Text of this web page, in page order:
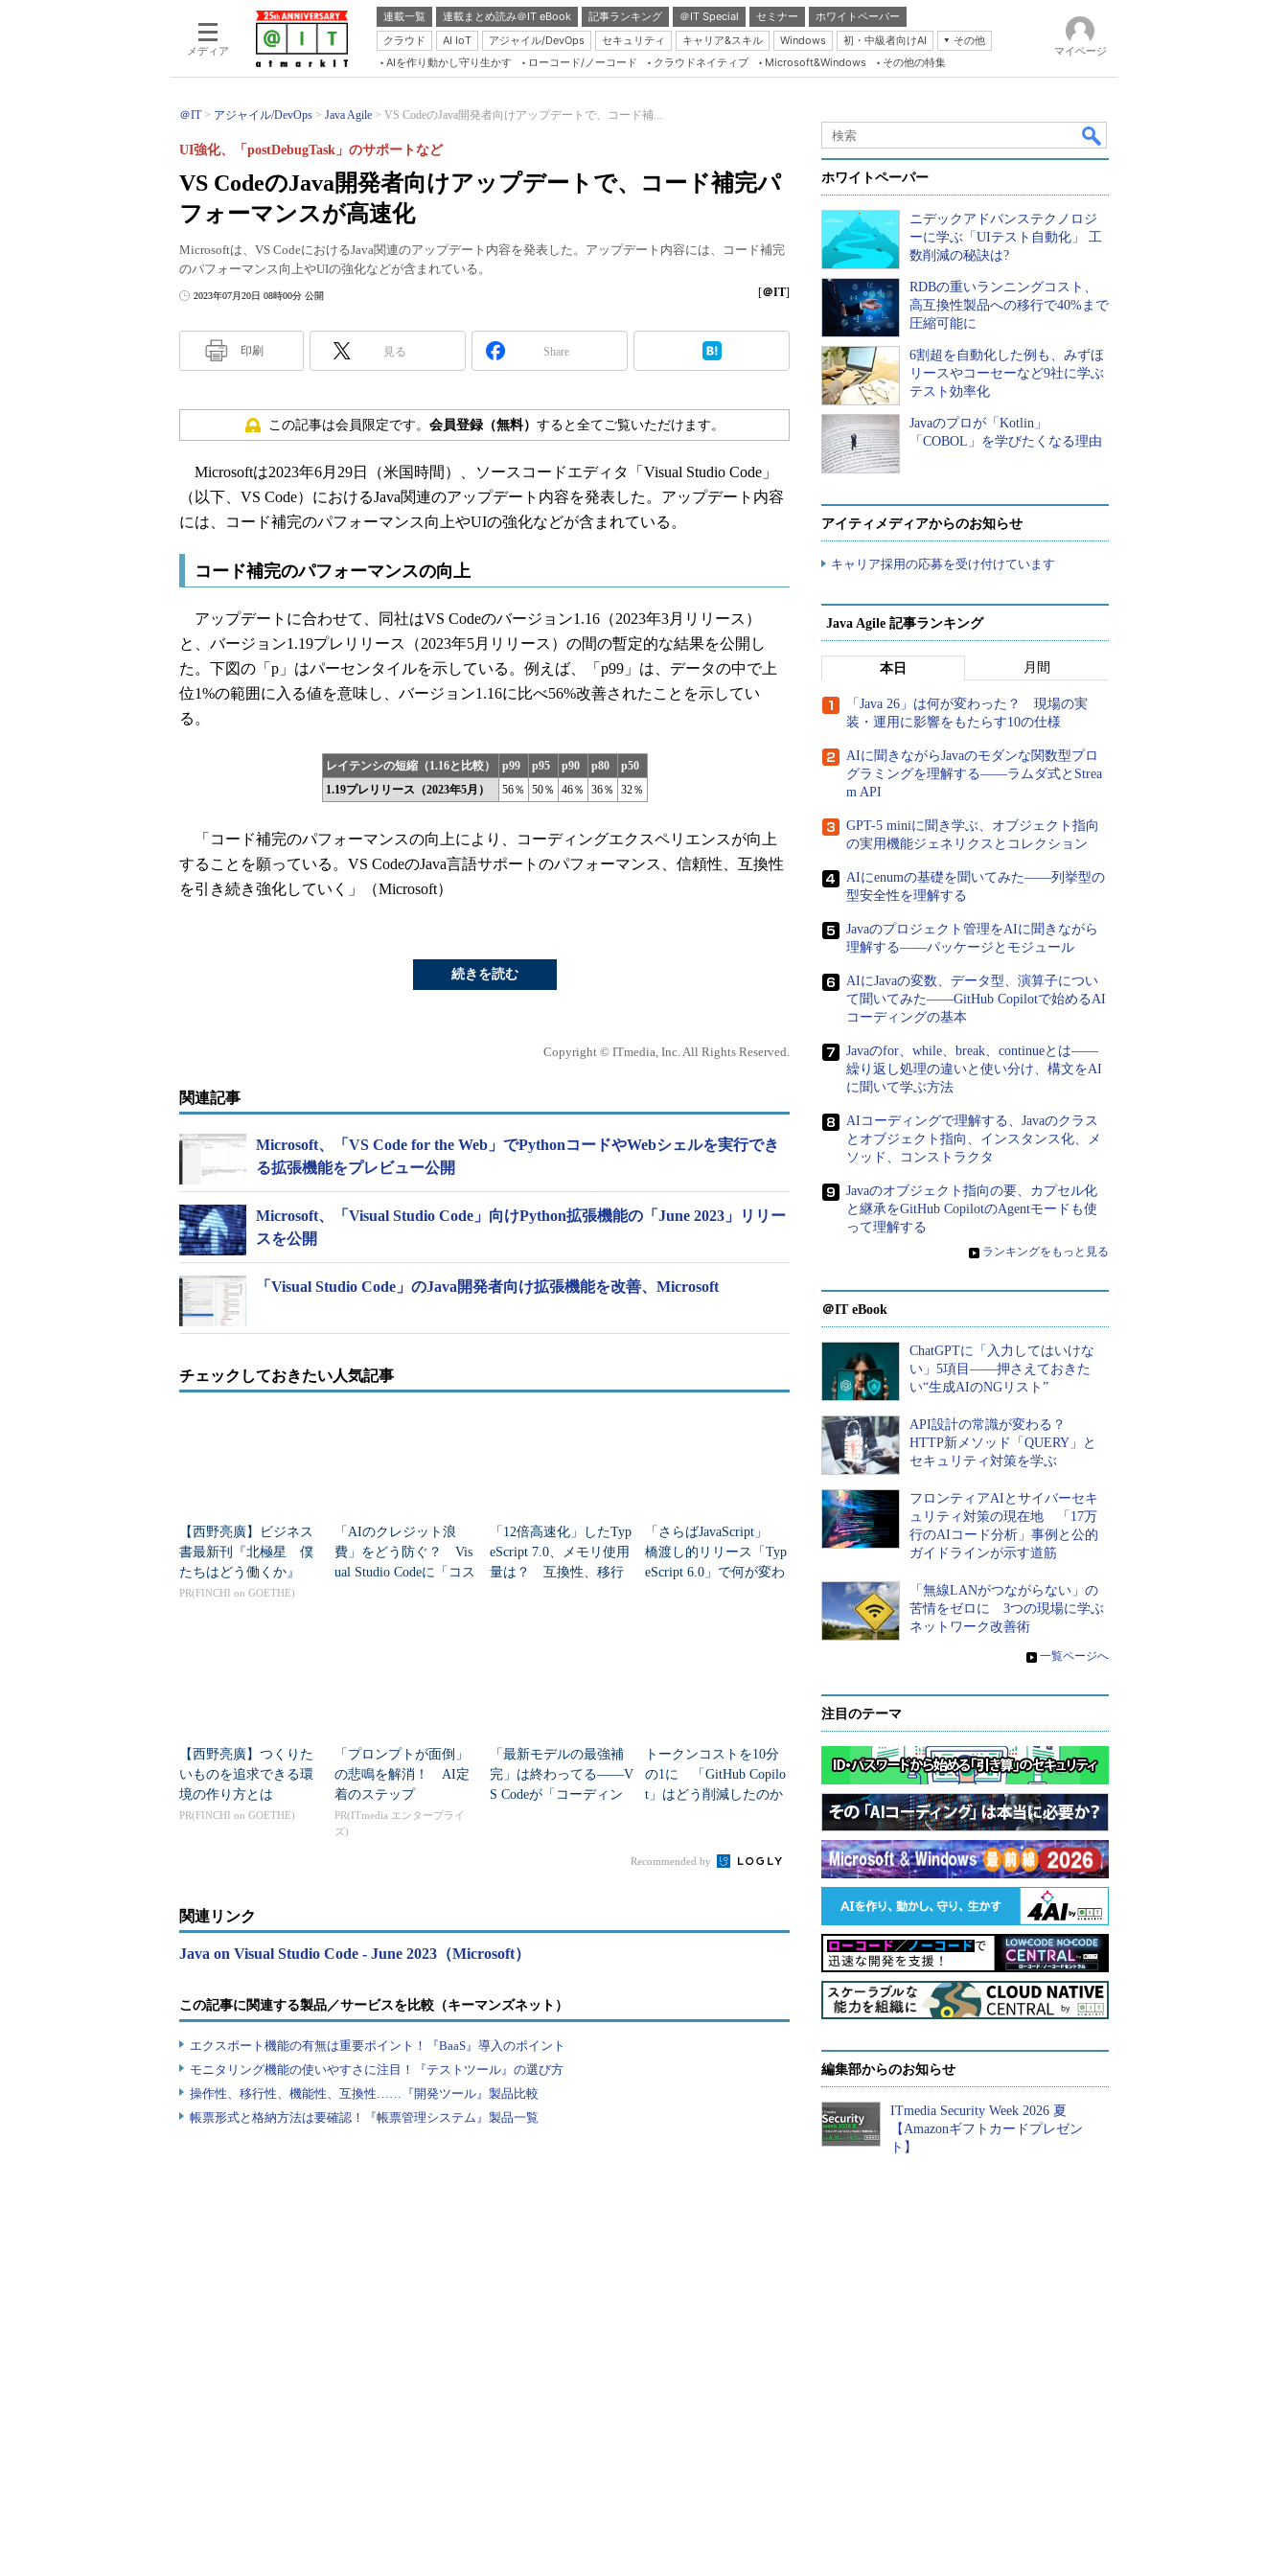
メディア
連載一覧 連載まとめ読み＠IT eBook 記事ランキング ＠IT Special セミナー
ホワイトペーパー
クラウド
AI IoT アジャイル/DevOps セキュリティ キャリア&スキル Windows 初・中級者向けAI
その他
Server & Storage
Java Agile
Database Expert
Linux ＆ OSS
Master of IP Network
Security & Trust
ブログ
AIを作り動かし守り生かす ローコード/ノーコード クラウドネイティブ Microsoft&Windows その他の特集
マイページ
＠IT アジャイル/DevOps Java Agile VS CodeのJava開発者向けアップデートで、コード補...
VS CodeのJava開発者向けアップデートで、コード補完パ
フォーマンスが高速化
UI強化、「postDebugTask」のサポートなど
Microsoftは、VS CodeにおけるJava関連のアップデート内容を発表した。アップデート内容には、コード補完
のパフォーマンス向上やUIの強化などが含まれている。
2023年07月20日 08時00分 公開 [＠IT]
印刷 見る Share
この記事は会員限定です。 会員登録（無料） すると全てご覧いただけます。
Microsoftは2023年6月29日（米国時間）、ソースコードエディタ「Visual Studio Code」
（以下、VS Code）におけるJava関連のアップデート内容を発表した。アップデート内容
には、コード補完のパフォーマンス向上やUIの強化などが含まれている。
コード補完のパフォーマンスの向上
アップデートに合わせて、同社はVS Codeのバージョン1.16（2023年3月リリース）
と、バージョン1.19プレリリース（2023年5月リリース）の間の暫定的な結果を公開し
た。下図の「p」はパーセンタイルを示している。例えば、「p99」は、データの中で上
位1%の範囲に入る値を意味し、バージョン1.16に比べ56%改善されたことを示してい
る。
レイテンシの短縮（1.16と比較） p99 p95 p90 p80
p50
1.19プレリリース（2023年5月）
56％ 50％ 46％ 36％ 32％
「コード補完のパフォーマンスの向上により、コーディングエクスペリエンスが向上
することを願っている。VS CodeのJava言語サポートのパフォーマンス、信頼性、互換性
を引き続き強化していく」（Microsoft）
続きを読む
Copyright © ITmedia, Inc. All Rights Reserved.
関連記事
Microsoft、「VS Code for the Web」でPythonコードやWebシェルを実行でき
る拡張機能をプレビュー公開
Microsoft、「Visual Studio Code」向けPython拡張機能の「June 2023」リリー
スを公開
「Visual Studio Code」のJava開発者向け拡張機能を改善、Microsoft
チェックしておきたい人気記事
【西野亮廣】ビジネス
書最新刊『北極星 僕
たちはどう働くか』
PR(FINCHI on GOETHE)
「AIのクレジット浪
費」をどう防ぐ？ Vis
ual Studio Codeに「コス
「12倍高速化」したTyp
eScript 7.0、メモリ使用
量は？ 互換性、移行
「さらばJavaScript」
橋渡し的リリース「Typ
eScript 6.0」で何が変わ
【西野亮廣】つくりた
いものを追求できる環
境の作り方とは
PR(FINCHI on GOETHE)
「プロンプトが面倒」
の悲鳴を解消！ AI定
着のステップ
PR(ITmedia エンタープライ
ズ)
「最新モデルの最強補
完」は終わってる――V
S Codeが「コーディン
トークンコストを10分
の1に 「GitHub Copilo
t」はどう削減したのか
Recommended by
関連リンク
Java on Visual Studio Code - June 2023（Microsoft）
この記事に関連する製品／サービスを比較（キーマンズネット）
エクスポート機能の有無は重要ポイント！『BaaS』導入のポイント
モニタリング機能の使いやすさに注目！『テストツール』の選び方
操作性、移行性、機能性、互換性……『開発ツール』製品比較
帳票形式と格納方法は要確認！『帳票管理システム』製品一覧
ホワイトペーパー
ニデックアドバンステクノロジ
ーに学ぶ「UIテスト自動化」 工
数削減の秘訣は?
RDBの重いランニングコスト、
高互換性製品への移行で40%まで
圧縮可能に
6割超を自動化した例も、みずほ
リースやコーセーなど9社に学ぶ
テスト効率化
Javaのプロが「Kotlin」
「COBOL」を学びたくなる理由
アイティメディアからのお知らせ
キャリア採用の応募を受け付けています
Java Agile 記事ランキング
本日 月間
「Java 26」は何が変わった？ 現場の実
装・運用に影響をもたらす10の仕様
AIに聞きながらJavaのモダンな関数型プロ
グラミングを理解する――ラムダ式とStrea
m API
GPT-5 miniに聞き学ぶ、オブジェクト指向
の実用機能ジェネリクスとコレクション
AIにenumの基礎を聞いてみた――列挙型の
型安全性を理解する
Javaのプロジェクト管理をAIに聞きながら
理解する――パッケージとモジュール
AIにJavaの変数、データ型、演算子につい
て聞いてみた――GitHub Copilotで始めるAI
コーディングの基本
Javaのfor、while、break、continueとは――
繰り返し処理の違いと使い分け、構文をAI
に聞いて学ぶ方法
AIコーディングで理解する、Javaのクラス
とオブジェクト指向、インスタンス化、メ
ソッド、コンストラクタ
Javaのオブジェクト指向の要、カプセル化
と継承をGitHub CopilotのAgentモードも使
って理解する
» ランキングをもっと見る
＠IT eBook
ChatGPTに「入力してはいけな
い」5項目――押さえておきた
い“生成AIのNGリスト”
API設計の常識が変わる？
HTTP新メソッド「QUERY」と
セキュリティ対策を学ぶ
フロンティアAIとサイバーセキ
ュリティ対策の現在地 「17万
行のAIコード分析」事例と公的
ガイドラインが示す道筋
「無線LANがつながらない」の
苦情をゼロに 3つの現場に学ぶ
ネットワーク改善術
» 一覧ページへ
注目のテーマ
編集部からのお知らせ
ITmedia Security Week 2026 夏
【Amazonギフトカードプレゼン
ト】